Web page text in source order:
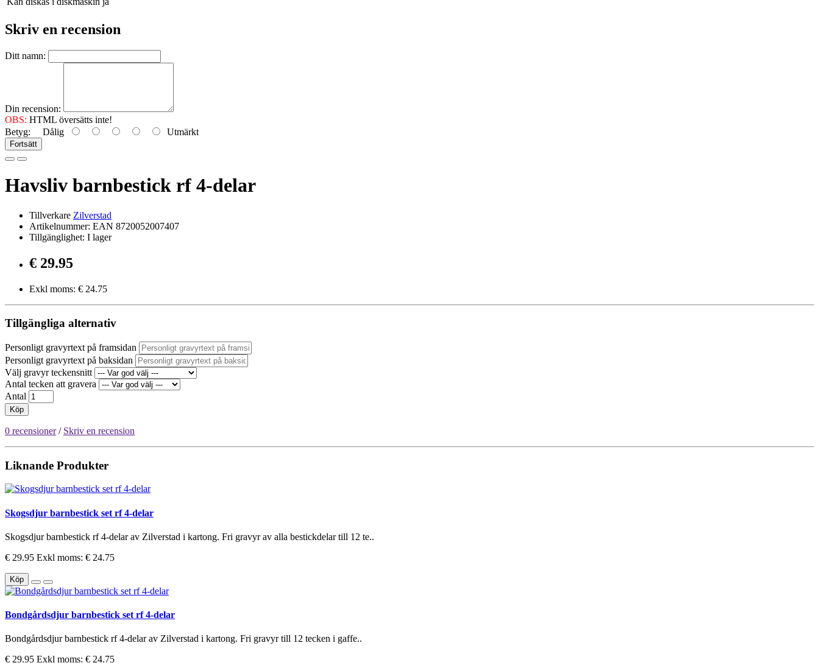
Skriv en recension
Ditt namn:
Din recension:
OBS: HTML översätts inte!
Betyg: Dålig Utmärkt
Fortsätt
Havsliv barnbestick rf 4-delar
Tillverkare Zilverstad
Artikelnummer: EAN 8720052007407
Tillgänglighet: I lager
€ 29.95
Exkl moms: € 24.75
Tillgängliga alternativ
Personligt gravyrtext på framsidan
Personligt gravyrtext på baksidan
Välj gravyr teckensnitt
Antal tecken att gravera
Antal
Köp
0 recensioner/ Skriv en recension
Liknande Produkter
Skogsdjur barnbestick set rf 4-delar
Skogsdjur barnbestick rf 4-delar av Zilverstad i kartong. Fri gravyr av alla bestickdelar till 12 te..
€ 29.95 Exkl moms: € 24.75
Köp
Bondgårdsdjur barnbestick set rf 4-delar
Bondgårdsdjur barnbestick rf 4-delar av Zilverstad i kartong. Fri gravyr till 12 tecken i gaffe..
€ 29.95 Exkl moms: € 24.75